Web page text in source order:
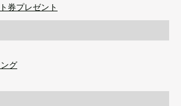
券プレゼント
グ